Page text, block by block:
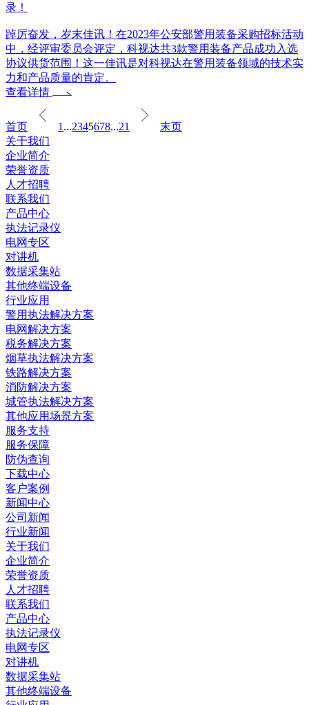
录！
踔厉奋发，岁末佳讯！在2023年公安部警用装备采购招标活动
中，经评审委员会评定，科视达共3款警用装备产品成功入选
协议供货范围！这一佳讯是对科视达在警用装备领域的技术实
力和产品质量的肯定。
查看详情
首页 1 ...2345678...21
末页
关于我们
企业简介
荣誉资质
人才招聘
联系我们
产品中心
执法记录仪
电网专区
对讲机
数据采集站
其他终端设备
行业应用
警用执法解决方案
电网解决方案
税务解决方案
烟草执法解决方案
铁路解决方案
消防解决方案
城管执法解决方案
其他应用场景方案
服务支持
服务保障
防伪查询
下载中心
客户案例
新闻中心
公司新闻
行业新闻
关于我们
企业简介
荣誉资质
人才招聘
联系我们
产品中心
执法记录仪
电网专区
对讲机
数据采集站
其他终端设备